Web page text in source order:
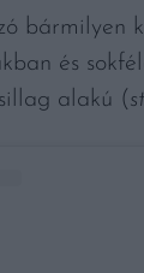
bármilyen
és
alakú (